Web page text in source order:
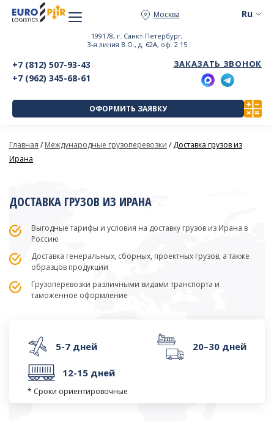
Москва
199178, г. Санкт-Петербург,
3-я линия В.О., д. 62А, оф. 2.15
+7 (812) 507-93-43
+7 (962) 345-68-61
ЗАКАЗАТЬ ЗВОНОК
ОФОРМИТЬ ЗАЯВКУ
Главная /Международные грузоперевозки /Доставка грузов из
Ирана
ДОСТАВКА ГРУЗОВ ИЗ ИРАНА
Выгодные тарифы и условия на доставку грузов из Ирана в
Россию
Доставка генеральных, сборных, проектных грузов, а также
образцов продукции
Грузоперевозки различными видами транспорта и
таможенное оформление
5-7 дней 20–30 дней
12-15 дней
* Сроки ориентировочные